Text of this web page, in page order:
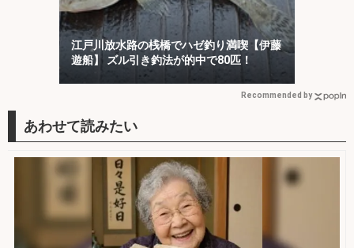
江戸川放水路の桟橋でハゼ釣り満喫【伊藤
遊船】 ズル引き釣法が的中で80匹！
Recommended by